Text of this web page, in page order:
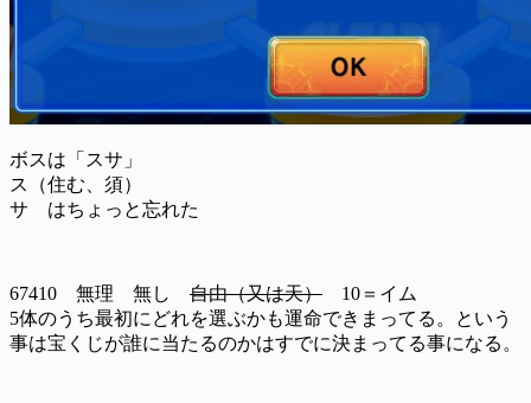
ボスは「スサ」
ス（住む、須）
サ はちょっと忘れた
67410 無理 無し 自由（又は天） 10＝イム
5体のうち最初にどれを選ぶかも運命できまってる。という
事は宝くじが誰に当たるのかはすでに決まってる事になる。